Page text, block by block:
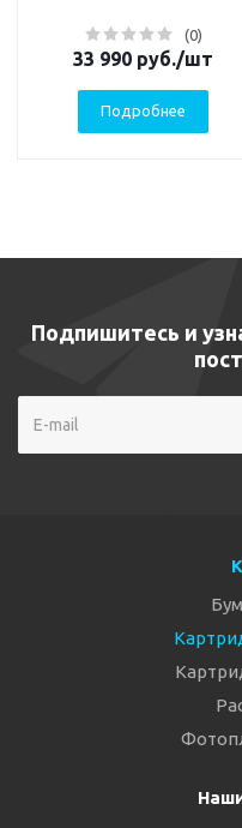
(0)
33 990 руб./шт
Подробнее
Подпишитесь и